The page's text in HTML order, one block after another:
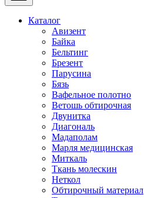
Каталог
Авизент
Байка
Бельтинг
Брезент
Парусина
Бязь
Вафельное полотно
Ветошь обтирочная
Двунитка
Диагональ
Мадаполам
Марля медицинская
Миткаль
Ткань молескин
Неткол
Обтирочный материал